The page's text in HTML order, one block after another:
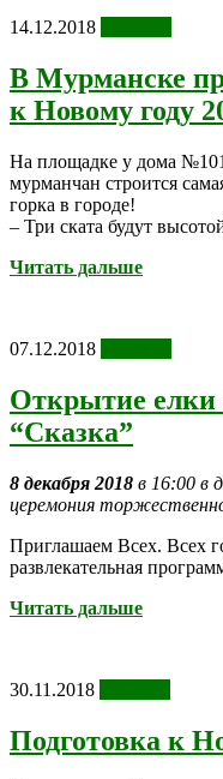
14.12.2018
В Мурманске
к Новому году
На площадке у дома
мурманчан строится
горка в городе!
– Три ската будут
Читать дальше
07.12.2018
Открытие елки
“Сказка”
8 декабря 2018 в 16:00 в
церемония
Приглашаем Всех. Всех
развлекательная
Читать дальше
30.11.2018
Подготовка к